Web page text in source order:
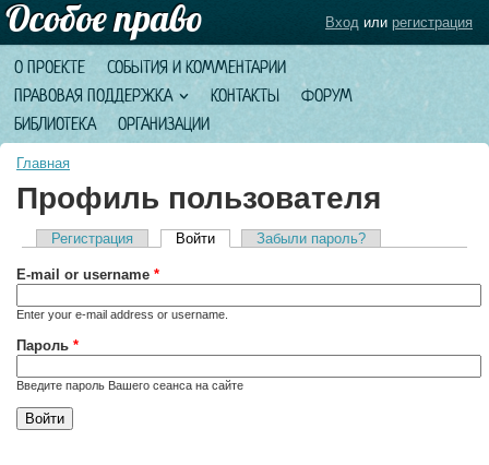
О ПРОЕКТЕ
СОБЫТИЯ И КОММЕНТАРИИ
ПРАВОВАЯ ПОДДЕРЖКА
КОНТАКТЫ
ФОРУМ
БИБЛИОТЕКА
ОРГАНИЗАЦИИ
Вход или регистрация
Главная
Профиль пользователя
Главные вкладки
Регистрация Войти(активная вкладка)
Забыли пароль?
E-mail or username *
Enter your e-mail address or username.
Пароль *
Введите пароль Вашего сеанса на сайте